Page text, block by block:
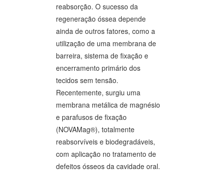
reabsorção. O sucesso da
regeneração óssea depende
ainda de outros fatores, como a
utilização de uma membrana de
barreira, sistema de fixação e
encerramento primário dos
tecidos sem tensão.
Recentemente, surgiu uma
membrana metálica de magnésio
e parafusos de fixação
(NOVAMag®), totalmente
reabsorvíveis e biodegradáveis,
com aplicação no tratamento de
defeitos ósseos da cavidade oral.